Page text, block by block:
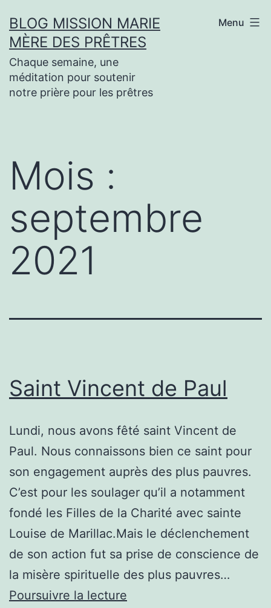
au
contenu
BLOG MISSION MARIE
MÈRE DES PRÊTRES
Chaque semaine, une
méditation pour soutenir
notre prière pour les prêtres
Menu
Mois :
septembre
2021
Saint Vincent de Paul
Lundi, nous avons fêté saint Vincent de
Paul. Nous connaissons bien ce saint pour
son engagement auprès des plus pauvres.
C’est pour les soulager qu’il a notamment
fondé les Filles de la Charité avec sainte
Louise de Marillac.Mais le déclenchement
de son action fut sa prise de conscience de
la misère spirituelle des plus pauvres…
Poursuivre la lecture